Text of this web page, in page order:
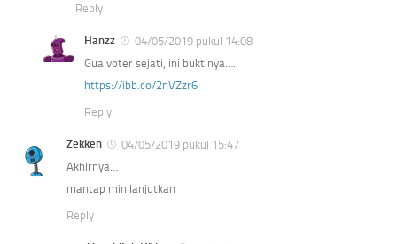
Reply
Hanzz
04/05/2019 pukul 14:08
Gua voter sejati, ini buktinya….
https://ibb.co/2nVZzr6
Reply
Zekken
04/05/2019 pukul 15:47
Akhirnya…
mantap min lanjutkan
Reply